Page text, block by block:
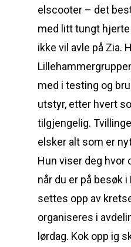
elscooter – det
med litt tungt
ikke vil avle på Zia.
med i testing og
utstyr, etter hvert
tilgjengelig.
elsker alt som er
Hun viser deg hvor
når du er på besøk
settes opp av
organiseres i
lørdag. Kok opp ig